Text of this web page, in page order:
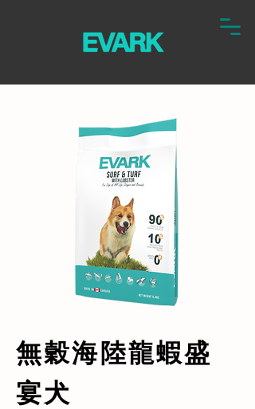
無穀海陸龍蝦盛
宴犬